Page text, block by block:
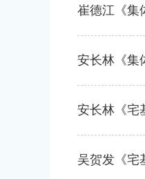
崔德江《集
安长林《集
安长林《宅
吴贺发《宅